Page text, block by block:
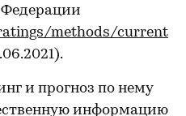
methods/current
и прогноз по нему
информацию